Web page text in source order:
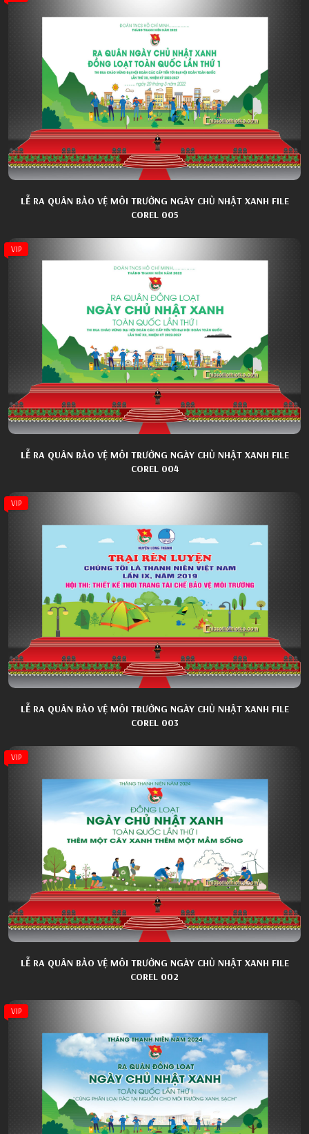
LỄ RA QUÂN BẢO VỆ MÔI TRƯỜNG NGÀY CHỦ NHẬT XANH FILE
COREL 005
VIP
LỄ RA QUÂN BẢO VỆ MÔI TRƯỜNG NGÀY CHỦ NHẬT XANH FILE
COREL 004
VIP
LỄ RA QUÂN BẢO VỆ MÔI TRƯỜNG NGÀY CHỦ NHẬT XANH FILE
COREL 003
VIP
LỄ RA QUÂN BẢO VỆ MÔI TRƯỜNG NGÀY CHỦ NHẬT XANH FILE
COREL 002
VIP